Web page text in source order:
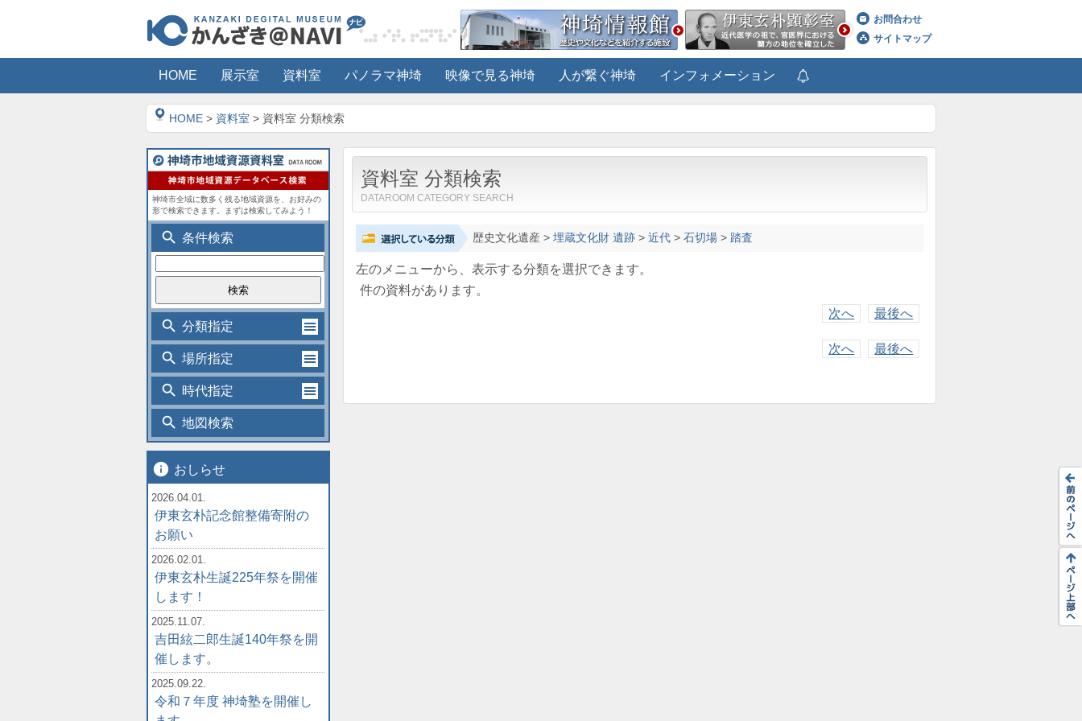
お問合わせ
サイトマップ
HOME 展示室 資料室 パノラマ神埼 映像で見る神埼 人が繋ぐ神埼 インフォメーション
HOME > 資料室 > 資料室 分類検索
資料室 分類検索
DATAROOM CATEGORY SEARCH
歴史文化遺産> 埋蔵文化財 遺跡> 近代> 石切場> 踏査
左のメニューから、表示する分類を選択できます。
件の資料があります。
次へ
最後へ
次へ 最後へ
神埼市全域に数多く残る地域資源を、お好みの
形で検索できます。まずは検索してみよう！
search 条件検索
search 分類指定
search 場所指定
search 時代指定
search 地図検索
info おしらせ
2026.04.01.
伊東玄朴記念館整備寄附の
お願い
2026.02.01.
伊東玄朴生誕225年祭を開催
します！
2025.11.07.
吉田絃二郎生誕140年祭を開
催します。
2025.09.22.
令和７年度 神埼塾を開催し